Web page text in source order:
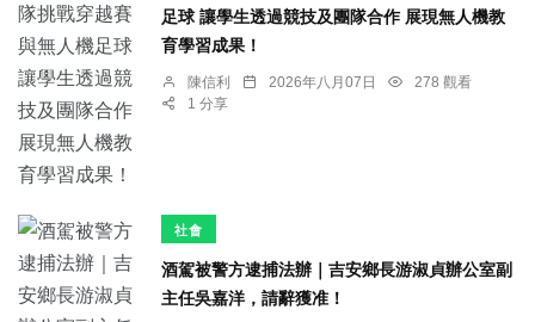
足球 讓學生透過競技及團隊合作 展現無人機教
育學習成果！
陳信利 2026年八月07日
278 觀看
1 分享
社會
酒駕被警方逮捕法辦｜吉安鄉長游淑貞辦公室副
主任吳嘉洋，請辭獲准！